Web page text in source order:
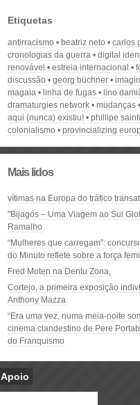
Etiquetas
antirracismo beatriz neto
carlos
cronologias da guerra
digital
renovável
estreia internacional
discussão
georg büchner
magaia
linha de fugas lino
dramaturgies network
mudanças
aqui (nunca) existiu!
phillipe
colonialismo
provincializing
Mais lidos
vítimas na Europa do tráfico
"Bijagós – Uma Viagem ao Sul
Ramalho
“Mulheres que carregam”:
do Minuto reflete sobre a força
Fred Moten na Dentu Zona,
Cortejo, a primeira exposição
Anthony Mazza
“Era uma vez, numa meia-noite
cinema clandestino de Pere
do Franquismo
Apoio